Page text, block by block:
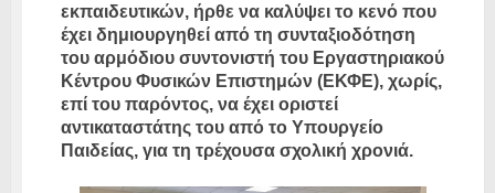
εκπαιδευτικών, ήρθε να καλύψει το κενό που
έχει δημιουργηθεί από τη συνταξιοδότηση
του αρμόδιου συντονιστή του Εργαστηριακού
Κέντρου Φυσικών Επιστημών (ΕΚΦΕ), χωρίς,
επί του παρόντος, να έχει οριστεί
αντικαταστάτης του από το Υπουργείο
Παιδείας, για τη τρέχουσα σχολική χρονιά.